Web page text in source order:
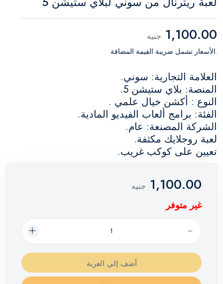
1,100.00 جنيه
.الأسعار تشمل ضريبة القيمة المضافة
العلامة التجارية: سوني.
المنصة: بلاي ستيشن 5.
النوع : أكشن خيال علمي .
الفئة: برامج ألعاب الفيديو المادية.
الشركة المصنعة: عام.
لعبة روجلايك مكثفة.
تعيين على كوكب غريب.
1,100.00 جنيه
غير متوفر
أضف إلي العربة